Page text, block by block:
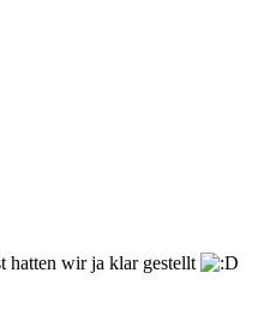
hatten wir ja klar gestellt